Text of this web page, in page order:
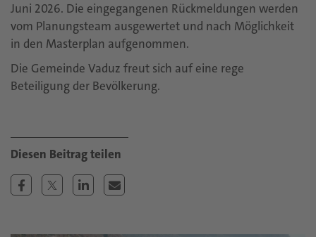
Juni 2026. Die eingegangenen Rückmeldungen werden
vom Planungsteam ausgewertet und nach Möglichkeit
in den Masterplan aufgenommen.
Die Gemeinde Vaduz freut sich auf eine rege
Beteiligung der Bevölkerung.